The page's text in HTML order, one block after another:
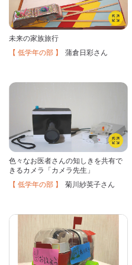
未来の家族旅行
【 低学年の部 】 蒲倉日彩さん
色々なお医者さんの知しきを共有で
きるカメラ「カメラ先生」
【 低学年の部 】 菊川紗英子さん